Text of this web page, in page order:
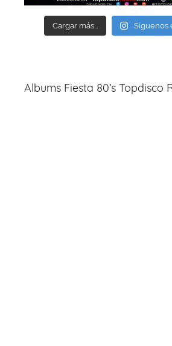
Cargar más... Síguenos
Albums Fiesta 80’s Topdisco